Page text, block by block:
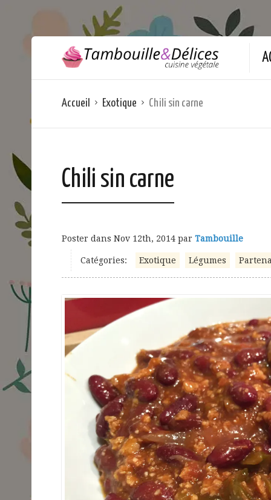
Accueil Exotique Chili sin carne
Chili sin carne
Poster dans Nov 12th, 2014 par Tambouille
Catégories: Exotique Légumes